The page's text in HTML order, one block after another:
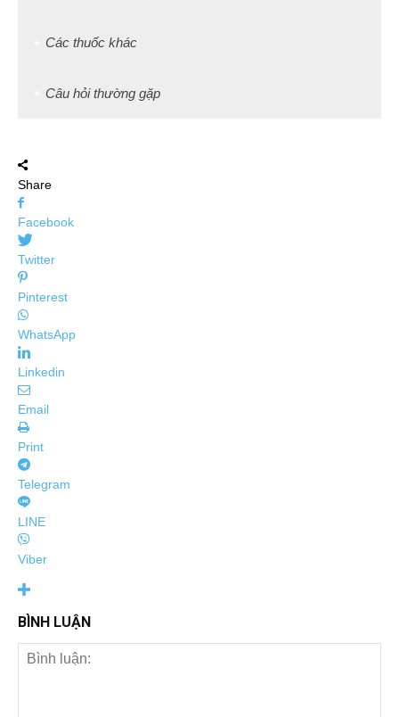
Các thuốc khác
Câu hỏi thường gặp
Share
Facebook
Twitter
Pinterest
WhatsApp
Linkedin
Email
Print
Telegram
LINE
Viber
BÌNH LUẬN